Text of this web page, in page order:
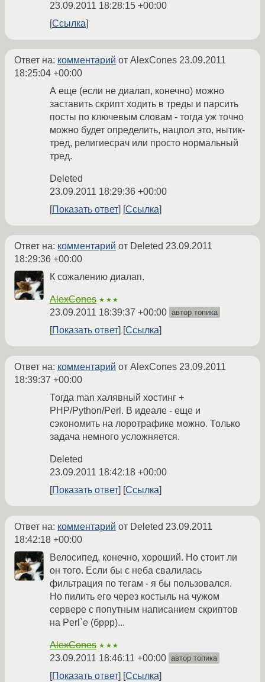
23.09.2011 18:28:15 +00:00
Ссылка
Ответ на: комментарий от AlexCones 23.09.2011
18:25:04 +00:00
А еще (если не диалап, конечно) можно
заставить скрипт ходить в треды и парсить
посты по ключевым словам - тогда уж точно
можно будет определить, нацпол это, нытик-
тред, религиесрач или просто нормальный
тред.
Deleted
23.09.2011 18:29:36 +00:00
Показать ответ
Ссылка
Ответ на: комментарий от Deleted 23.09.2011
18:29:36 +00:00
К сожалению диалап.
AlexCones ★★★
23.09.2011 18:39:37 +00:00 автор топика
Показать ответ Ссылка
Ответ на: комментарий от AlexCones 23.09.2011
18:39:37 +00:00
Тогда man халявный хостинг +
PHP/Python/Perl. В идеале - еще и
сэкономить на лоротрафике можно. Только
задача немного усложняется.
Deleted
23.09.2011 18:42:18 +00:00
Показать ответ
Ссылка
Ответ на: комментарий от Deleted 23.09.2011
18:42:18 +00:00
Велосипед, конечно, хороший. Но стоит ли
он того. Если бы с неба свалилась
фильтрация по тегам - я бы пользовался.
Но пилить его через костыль на чужом
сервере с попутным написанием скриптов
на Perl`е (бррр)...
AlexCones ★★★
23.09.2011 18:46:11 +00:00 автор топика
Показать ответ Ссылка